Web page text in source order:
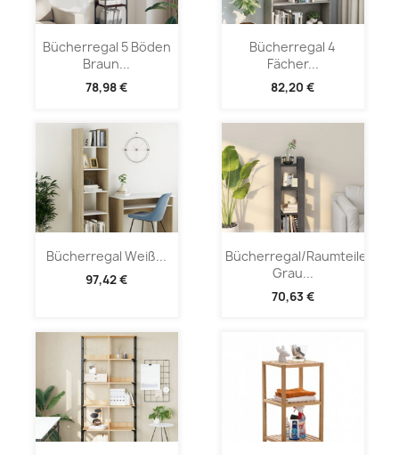
Bücherregal 5 Böden
Braun...
78,98 €
Bücherregal 4
Fächer...
82,20 €
Bücherregal Weiß...
97,42 €
Bücherregal/Raumteiler
Grau...
70,63 €